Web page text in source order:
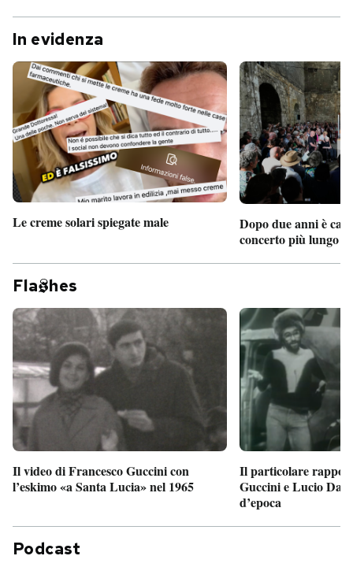
In evidenza
Le creme solari spiegate male
Dopo due anni è
concerto più lungo
Fla hes
Il video di Francesco Guccini con
l’eskimo «a Santa Lucia» nel 1965
Il particolare
Guccini e Lucio
d’epoca
Podcast